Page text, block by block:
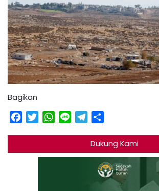
Bagikan
Facebook
TwitterWhatsApp
Line Telegram
Dukung Kami